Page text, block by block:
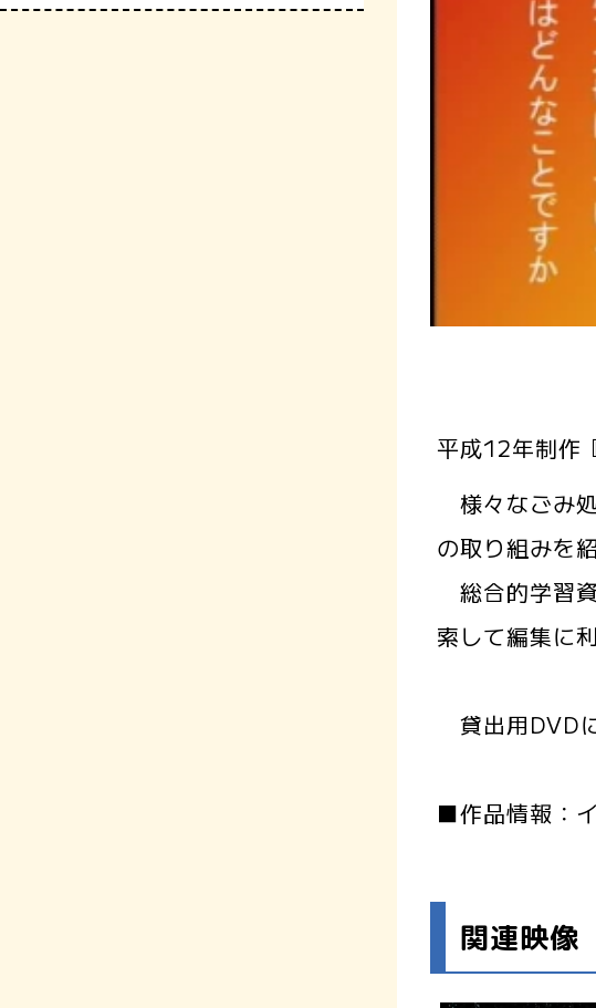
平成12年制
様々なごみ
の取り組みを
総合的学習
索して編集に
貸出用DVD
■作品情報：
関連映像